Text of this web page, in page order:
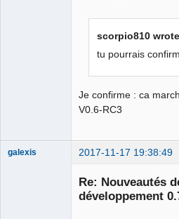
scorpio810
tu pourrais
Je confirme : ca
V0.6-RC3
galexis 2017-11-17 19:38:49
Re: Nouveautés
développement